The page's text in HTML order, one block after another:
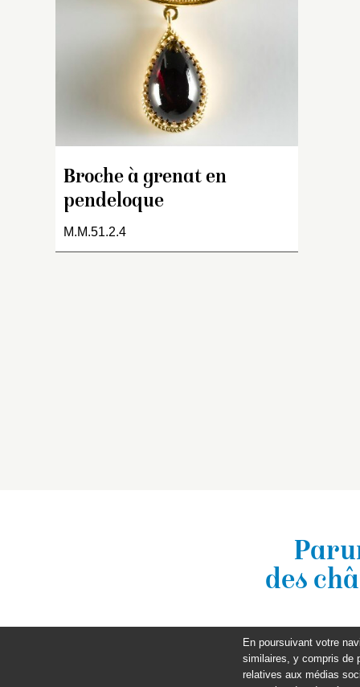
Broche à grenat en
pendeloque
M.M.51.2.4
des
En poursuivant votre
similaires, y compris de
relatives aux médias